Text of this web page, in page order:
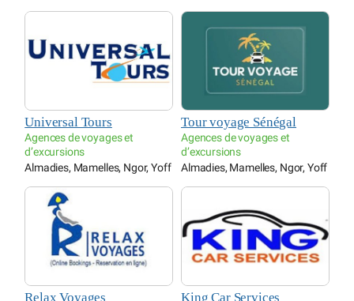
Universal Tours
Agences de voyages et
d’excursions
Almadies, Mamelles, Ngor, Yoff
Tour voyage Sénégal
Agences de voyages et
d’excursions
Almadies, Mamelles, Ngor, Yoff
Relax Voyages King Car Services